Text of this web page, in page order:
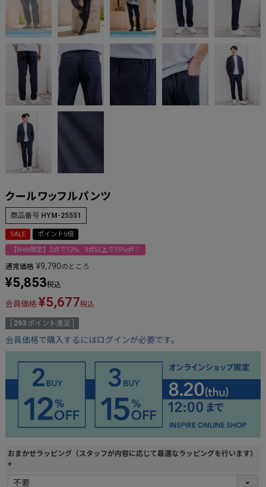
クールワッフルパンツ
商品番号 HYM-25551
SALE
ポイント5倍
【Web限定】2点で12%、3点以上で15%off！
通常価格 ¥9,790のところ
¥5,853税込
会員価格 ¥5,677税込
293 ポイント進呈 ]
会員価格で購入するにはログインが必要です。
おまかせラッピング（スタッフが内容に応じて最適なラッピングを行います）
(